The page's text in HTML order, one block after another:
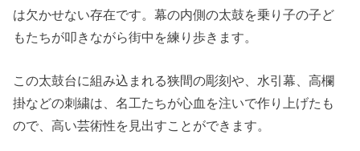
は欠かせない存在です。幕の内側の太鼓を乗り子の子ど
もたちが叩きながら街中を練り歩きます。
この太鼓台に組み込まれる狭間の彫刻や、水引幕、高欄
掛などの刺繍は、名工たちが心血を注いで作り上げたも
ので、高い芸術性を見出すことができます。